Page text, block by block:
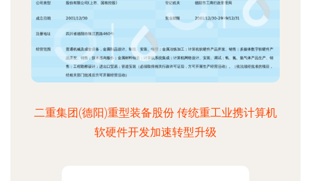
二重集团(德阳)重型装备股份 传统重工业携计算机
软硬件开发加速转型升级